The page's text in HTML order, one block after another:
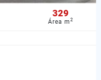
329
Área m2